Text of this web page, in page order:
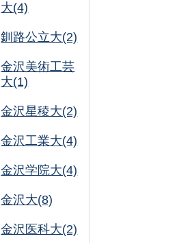
大(4)
釧路公立大(2)
金沢美術工芸
大(1)
金沢星稜大(2)
金沢工業大(4)
金沢学院大(4)
金沢大(8)
金沢医科大(2)